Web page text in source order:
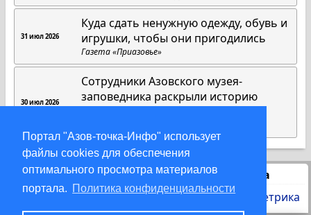
Портал "Азов-точка-Инфо" использует
файлы cookies для обеспечения
оптимального просмотра материалов
портала. Политика конфиденциальности
31 июл 2026
Куда сдать ненужную одежду, обувь и
игрушки, чтобы они пригодились
Газета «Приазовье»
30 июл 2026
Сотрудники Азовского музея-
заповедника раскрыли историю
Статистика